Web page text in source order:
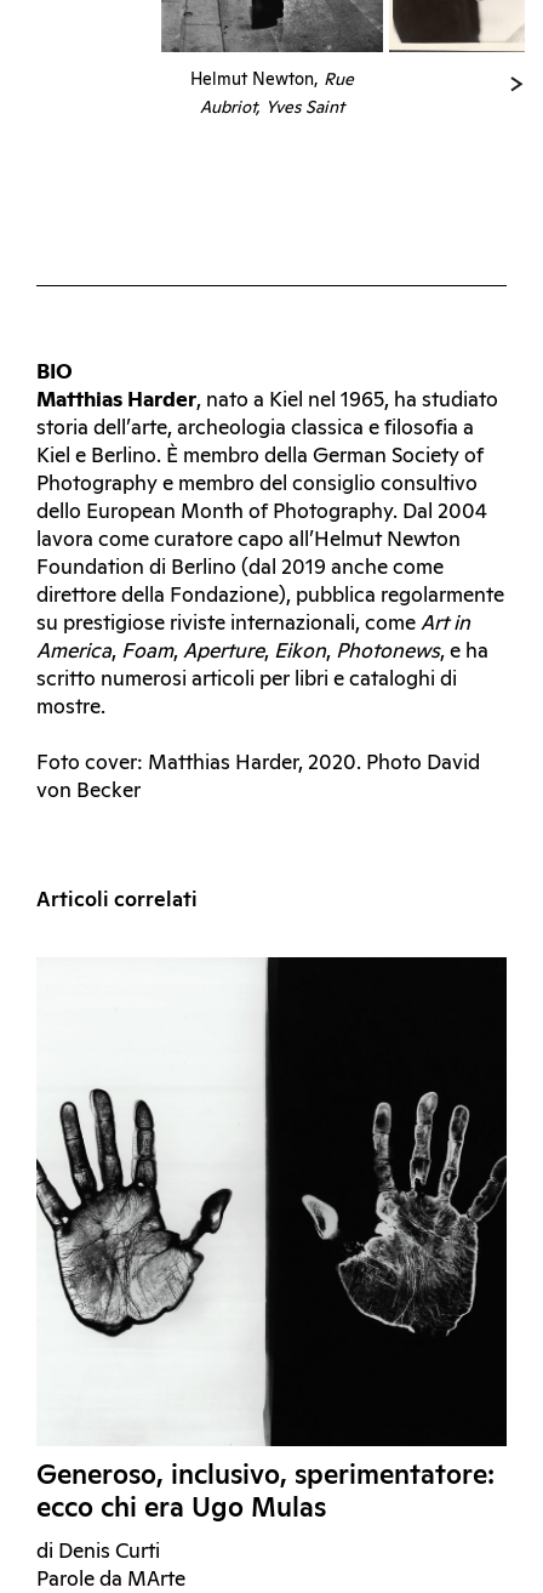
Helmut Newton, Rue
Aubriot, Yves Saint
BIO
Matthias Harder, nato a Kiel nel 1965, ha studiato
storia dell’arte, archeologia classica e filosofia a
Kiel e Berlino. È membro della German Society of
Photography e membro del consiglio consultivo
dello European Month of Photography. Dal 2004
lavora come curatore capo all’Helmut Newton
Foundation di Berlino (dal 2019 anche come
direttore della Fondazione), pubblica regolarmente
su prestigiose riviste internazionali, come Art in
America, Foam, Aperture, Eikon, Photonews, e ha
scritto numerosi articoli per libri e cataloghi di
mostre.
Foto cover: Matthias Harder, 2020. Photo David
von Becker
Articoli correlati
Generoso, inclusivo, sperimentatore:
ecco chi era Ugo Mulas
di Denis Curti
Parole da MArte